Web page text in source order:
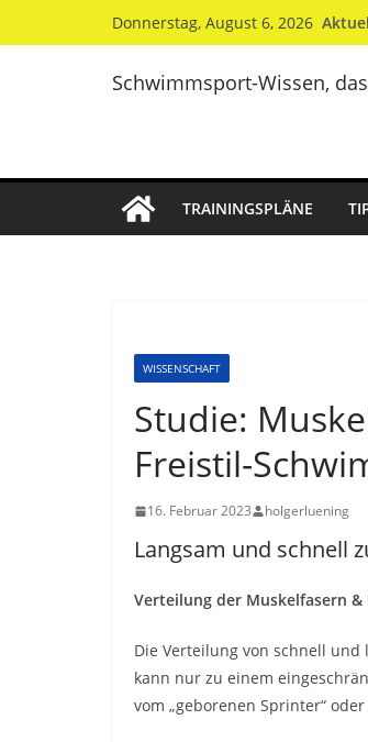
Inhalt
Donnerstag, August 6, 2026
Schwimmsport-Wissen,
TRAININGSPLÄNE
WISSENSCHAFT
Studie:
Freistil-
16. Februar 2023 holgerluening
Langsam und schnell
Verteilung der Muskelfasern
Die Verteilung von schnell
kann nur zu einem
vom „geborenen Sprinter“